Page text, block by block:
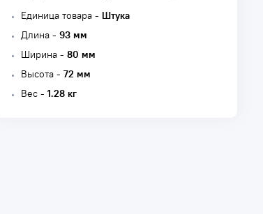
Единица товара - Штука
Длина - 93 мм
Ширина - 80 мм
Высота - 72 мм
Вес - 1.28 кг